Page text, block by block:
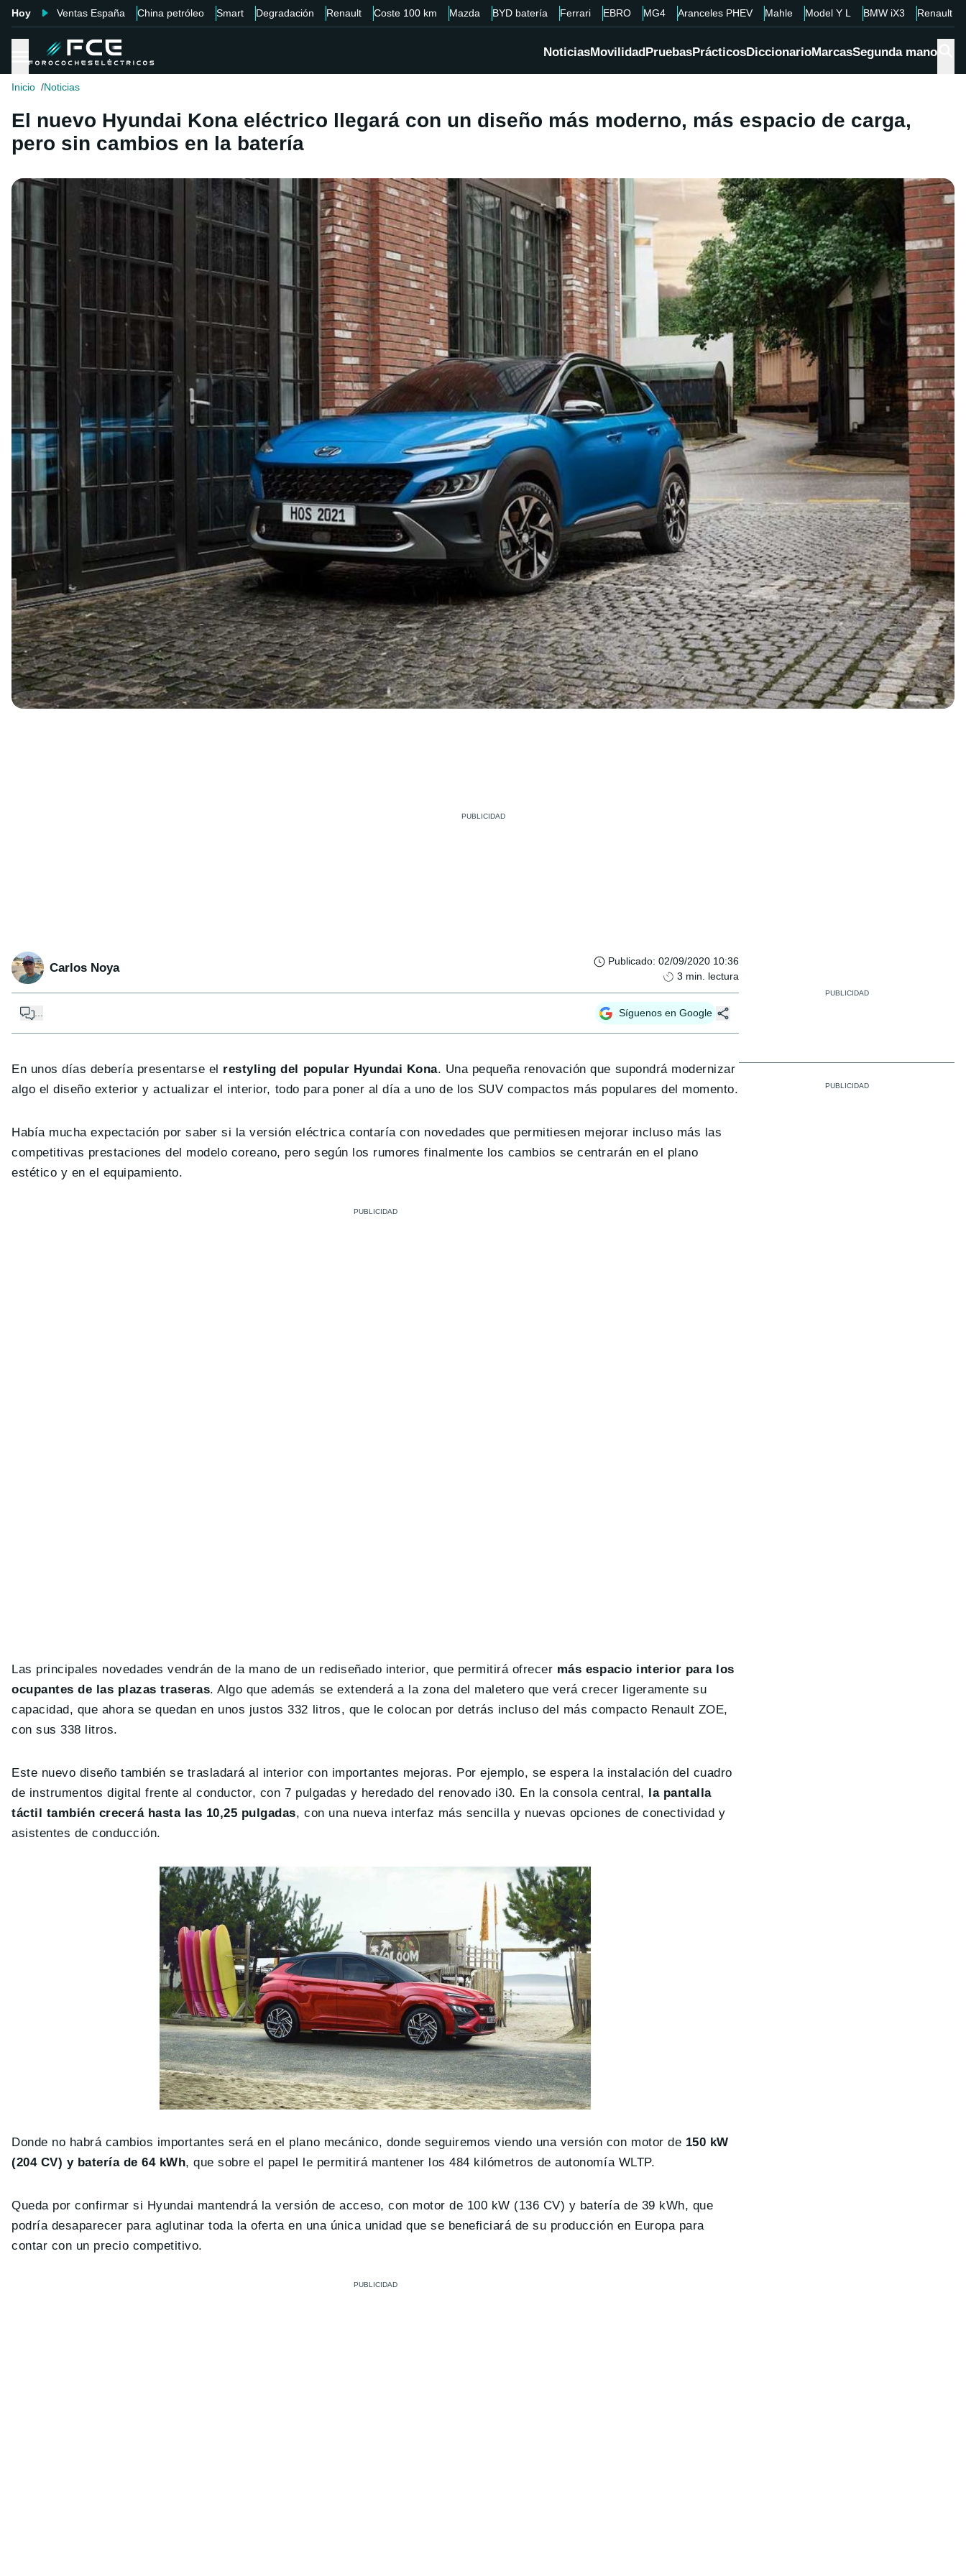
Hoy Ventas España China petróleo Smart Degradación Renault Coste 100 km Mazda BYD batería Ferrari EBRO MG4 Aranceles PHEV Mahle Model Y L BMW iX3 Renault
NoticiasMovilidadPruebasPrácticosDiccionarioMarcasSegunda mano
Inicio Noticias
El nuevo Hyundai Kona eléctrico llegará con un diseño más moderno, más espacio de carga,
pero sin cambios en la batería
Carlos Noya Publicado: 02/09/2020 10:36
3 min. lectura
... Síguenos en Google
En unos días debería presentarse el restyling del popular Hyundai Kona. Una pequeña renovación que supondrá modernizar
algo el diseño exterior y actualizar el interior, todo para poner al día a uno de los SUV compactos más populares del momento.
Había mucha expectación por saber si la versión eléctrica contaría con novedades que permitiesen mejorar incluso más las
competitivas prestaciones del modelo coreano, pero según los rumores finalmente los cambios se centrarán en el plano
estético y en el equipamiento.
Las principales novedades vendrán de la mano de un rediseñado interior, que permitirá ofrecer más espacio interior para los
ocupantes de las plazas traseras. Algo que además se extenderá a la zona del maletero que verá crecer ligeramente su
capacidad, que ahora se quedan en unos justos 332 litros, que le colocan por detrás incluso del más compacto Renault ZOE,
con sus 338 litros.
Este nuevo diseño también se trasladará al interior con importantes mejoras. Por ejemplo, se espera la instalación del cuadro
de instrumentos digital frente al conductor, con 7 pulgadas y heredado del renovado i30. En la consola central,
la pantalla
táctil también crecerá hasta las 10,25 pulgadas, con una nueva interfaz más sencilla y nuevas opciones de conectividad y
asistentes de conducción.
Donde no habrá cambios importantes será en el plano mecánico, donde seguiremos viendo una versión con motor de 150 kW
(204 CV) y batería de 64 kWh, que sobre el papel le permitirá mantener los 484 kilómetros de autonomía WLTP.
Queda por confirmar si Hyundai mantendrá la versión de acceso, con motor de 100 kW (136 CV) y batería de 39 kWh, que
podría desaparecer para aglutinar toda la oferta en una única unidad que se beneficiará de su producción en Europa para
contar con un precio competitivo.